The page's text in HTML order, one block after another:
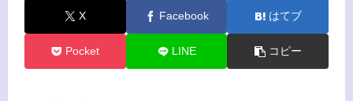
X Facebook はてブ
Pocket LINE コピー